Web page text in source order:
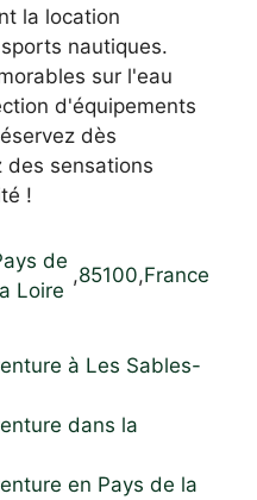
la location
nautiques.
sur l'eau
d'équipements
dès
des sensations
!
de
Loire
,85100,France
à Les Sables-
dans la
en Pays de la